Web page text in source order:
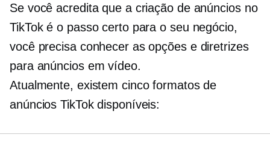
Se você acredita que a criação de anúncios no
TikTok é o passo certo para o seu negócio,
você precisa conhecer as opções e diretrizes
para anúncios em vídeo.
Atualmente, existem cinco formatos de
anúncios TikTok disponíveis: